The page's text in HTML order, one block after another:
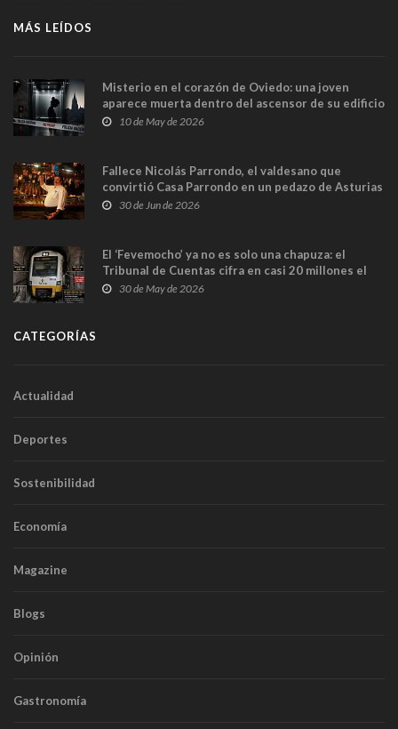
MÁS LEÍDOS
Misterio en el corazón de Oviedo: una joven
aparece muerta dentro del ascensor de su edificio
y las cámaras captan sus últimos minutos
10 de May de 2026
Fallece Nicolás Parrondo, el valdesano que
convirtió Casa Parrondo en un pedazo de Asturias
en Madrid
30 de Jun de 2026
El ‘Fevemocho’ ya no es solo una chapuza: el
Tribunal de Cuentas cifra en casi 20 millones el
sobrecoste de los trenes que no cabían por los
30 de May de 2026
CATEGORÍAS
Actualidad
Deportes
Sostenibilidad
Economía
Magazine
Blogs
Opinión
Gastronomía